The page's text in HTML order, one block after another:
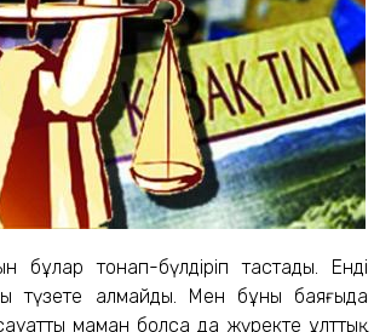
бұлар тонап-бүлдіріп тастады. Енді
түзете алмайды. Мен бұны баяғыда
маман болса да жүректе ұлттық